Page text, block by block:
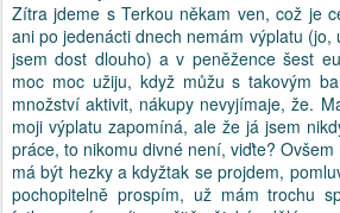
Zítra jdeme s Terkou někam ven, což je
ani po jedenácti dnech nemám výplatu (jo,
jsem dost dlouho) a v peněžence šest
moc moc užiju, když můžu s takovým
množství aktivit, nákupy nevyjímaje, že.
moji výplatu zapomíná, ale že já jsem
práce, to nikomu divné není, viďte?
má být hezky a kdyžtak se projdem,
pochopitelně prospím, už mám trochu